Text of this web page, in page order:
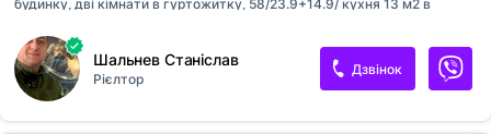
будинку, дві кімнати в гуртожитку, 58/23.9+14.9/ кухня 13 м2 в
весь поверх закривається, чисто, охайно, два санвузли окремо від
ванної кімнати, вільний прохід між розташованими пральними
машинками, свій балкон з кімнати та один додатково на поверх, вікна
у двір, південна сторона, поли деревʼяні (доска ), зверху лінолеум,
кондиціонер, склопакети, не кутова, чудові сусіди, в місцях
Шальнев Станіслав
Рієлтор
Дзвінок